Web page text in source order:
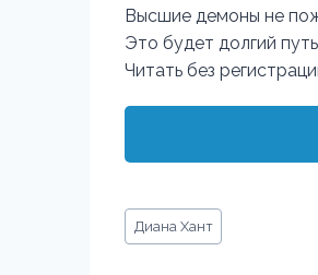
Высшие демоны не
Это будет долгий
Читать без
Метки
записи:
Диана Хант